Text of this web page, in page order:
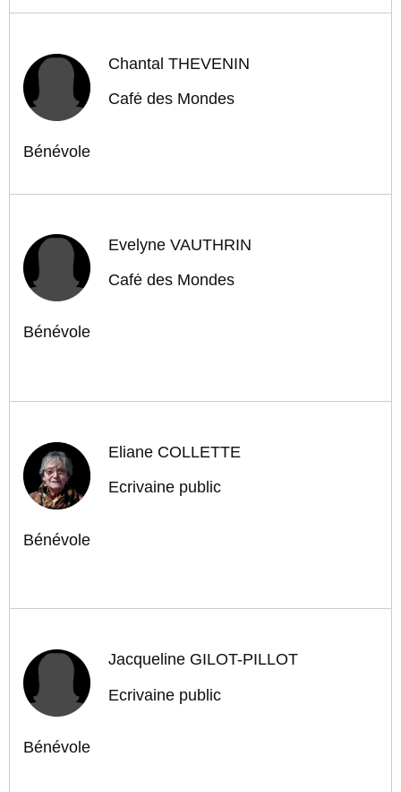
Chantal THEVENIN
Café des Mondes
Bénévole
Evelyne VAUTHRIN
Café des Mondes
Bénévole
Eliane COLLETTE
Ecrivaine public
Bénévole
Jacqueline GILOT-PILLOT
Ecrivaine public
Bénévole